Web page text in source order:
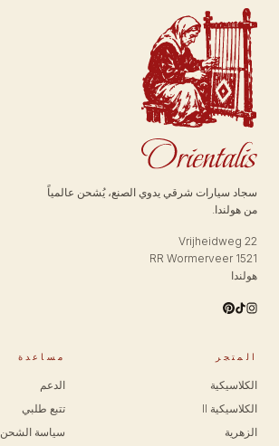
سجاد سيارات شرقي يدوي الصنع، يُشحن عالمياً
من هولندا.
Vrijheidweg 22
1521 RR Wormerveer
هولندا
المتجر
الكلاسيكية
الكلاسيكية II
الزهرية
مساعدة
الدعم
تتبع طلبي
سياسة الشحن